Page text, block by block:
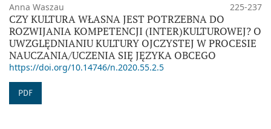
Anna Waszau 225-237
CZY KULTURA WŁASNA JEST POTRZEBNA DO
ROZWIJANIA KOMPETENCJI (INTER)KULTUROWEJ? O
UWZGLĘDNIANIU KULTURY OJCZYSTEJ W PROCESIE
NAUCZANIA/UCZENIA SIĘ JĘZYKA OBCEGO
https://doi.org/10.14746/n.2020.55.2.5
PDF